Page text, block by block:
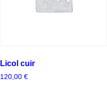
Licol cuir
120,00 €